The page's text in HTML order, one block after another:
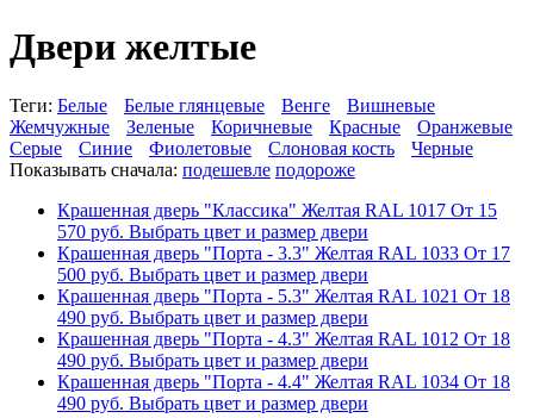
Двери желтые
Теги: Белые Белые глянцевые Венге
Вишневые
Жемчужные
Зеленые Коричневые Красные
Оранжевые
Серые
Синие Фиолетовые Слоновая кость
Черные
Показывать сначала: подешевле подороже
Крашенная дверь "Классика" Желтая RAL 1017 От 15
570 руб. Выбрать цвет и размер двери
Крашенная дверь "Порта - 3.3" Желтая RAL 1033 От 17
500 руб. Выбрать цвет и размер двери
Крашенная дверь "Порта - 5.3" Желтая RAL 1021 От 18
490 руб. Выбрать цвет и размер двери
Крашенная дверь "Порта - 4.3" Желтая RAL 1012 От 18
490 руб. Выбрать цвет и размер двери
Крашенная дверь "Порта - 4.4" Желтая RAL 1034 От 18
490 руб. Выбрать цвет и размер двери